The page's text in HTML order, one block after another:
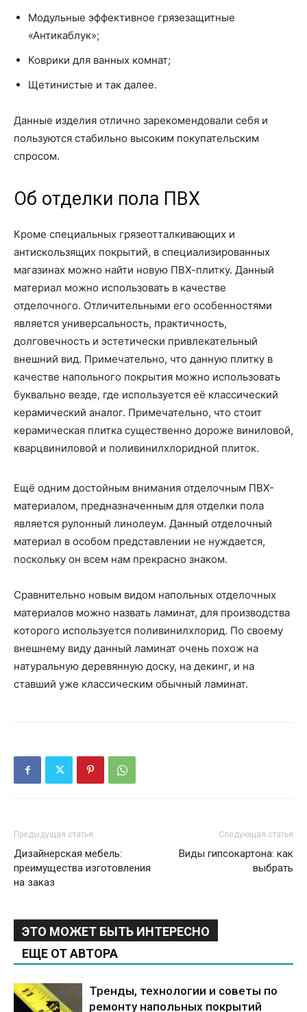
Модульные эффективное грязезащитные
«Антикаблук»;
Коврики для ванных комнат;
Щетинистые и так далее.
Данные изделия отлично зарекомендовали себя и
пользуются стабильно высоким покупательским
спросом.
Об отделки пола ПВХ
Кроме специальных грязеотталкивающих и
антискользящих покрытий, в специализированных
магазинах можно найти новую ПВХ-плитку. Данный
материал можно использовать в качестве
отделочного. Отличительными его особенностями
является универсальность, практичность,
долговечность и эстетически привлекательный
внешний вид. Примечательно, что данную плитку в
качестве напольного покрытия можно использовать
буквально везде, где используется её классический
керамический аналог. Примечательно, что стоит
керамическая плитка существенно дороже виниловой,
кварцвиниловой и поливинилхлоридной плиток.
Ещё одним достойным внимания отделочным ПВХ-
материалом, предназначенным для отделки пола
является рулонный линолеум. Данный отделочный
материал в особом представлении не нуждается,
поскольку он всем нам прекрасно знаком.
Сравнительно новым видом напольных отделочных
материалов можно назвать ламинат, для производства
которого используется поливинилхлорид. По своему
внешнему виду данный ламинат очень похож на
натуральную деревянную доску, на декинг, и на
ставший уже классическим обычный ламинат.
Предыдущая статья
Дизайнерская мебель:
преимущества изготовления
на заказ
Следующая статья
Виды гипсокартона: как
выбрать
ЭТО МОЖЕТ БЫТЬ ИНТЕРЕСНО
ЕЩЕ ОТ АВТОРА
Тренды, технологии и советы по
ремонту напольных покрытий